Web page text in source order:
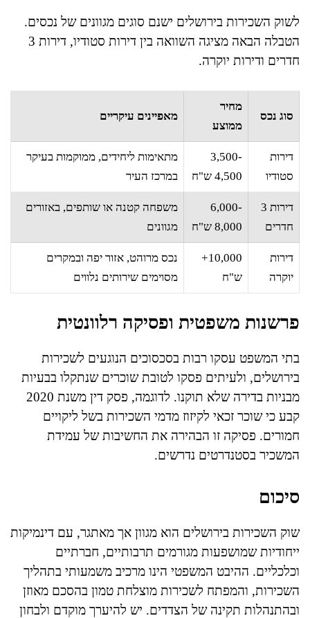
לשוק השכירות בירושלים ישנם סוגים מגוונים של נכסים.
הטבלה הבאה מציגה השוואה בין דירות סטודיו, דירות 3
חדרים ודירות יוקרה.
סוג נכס
מחיר
ממוצע
מאפיינים עיקריים
דירות
סטודיו
3,500-
4,500 ש"ח
מתאימות ליחידים, ממוקמות בעיקר
במרכז העיר
דירות 3
חדרים
6,000-
8,000 ש"ח
משפחה קטנה או שותפים, באזורים
מגוונים
דירות
יוקרה
10,000+
ש"ח
נכס מרוהט, אזור יפה ובמקרים
מסוימים שירותים נלווים
פרשנות משפטית ופסיקה רלוונטית
בתי המשפט עסקו רבות בסכסוכים הנוגעים לשכירות
בירושלים, ולעיתים פסקו לטובת שוכרים שנתקלו בבעיות
מבניות בדירה שלא תוקנו. לדוגמה, פסק דין משנת 2020
קבע כי שוכר זכאי לקיזוז מדמי השכירות בשל ליקויים
חמורים. פסיקה זו הבהירה את החשיבות של עמידת
המשכיר בסטנדרטים נדרשים.
סיכום
שוק השכירות בירושלים הוא מגוון אך מאתגר, עם דינמיקות
ייחודיות שמושפעות מגורמים תרבותיים, חברתיים
וכלכליים. ההיבט המשפטי הינו מרכיב משמעותי בתהליך
השכירות, והמפתח לשכירות מוצלחת טמון בהסכם מאוזן
ובהתנהלות תקינה של הצדדים. יש להיערך מוקדם ולבחון